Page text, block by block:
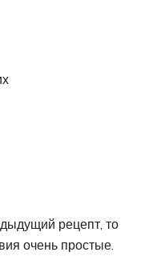
рецепт, то
очень простые.